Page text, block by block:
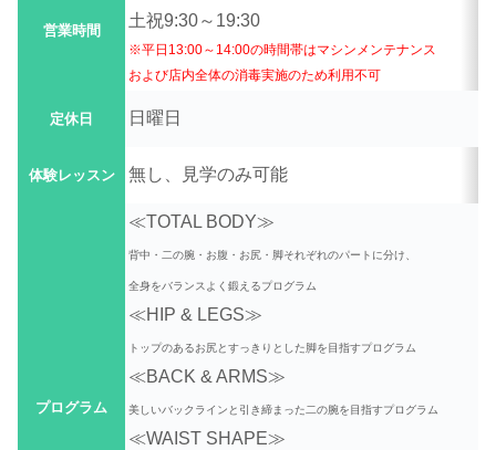
営業時間
土祝9:30～19:30
※平日13:00～14:00の時間帯はマシンメンテナンス
および店内全体の消毒実施のため利用不可
定休日 日曜日
体験レッスン 無し、見学のみ可能
プログラム
≪TOTAL BODY≫
背中・二の腕・お腹・お尻・脚それぞれのパートに分け、
全身をバランスよく鍛えるプログラム
≪HIP & LEGS≫
トップのあるお尻とすっきりとした脚を目指すプログラム
≪BACK & ARMS≫
美しいバックラインと引き締まった二の腕を目指すプログラム
≪WAIST SHAPE≫